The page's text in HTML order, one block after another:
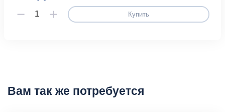
Купить
Вам так же потребуется